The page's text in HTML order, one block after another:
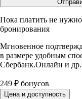
Пока платить не
бронирования
Мгновенное
в размере удобным
Сбербанк.Онлайн и др.
249 ₽ бонусов
Цена и доступность